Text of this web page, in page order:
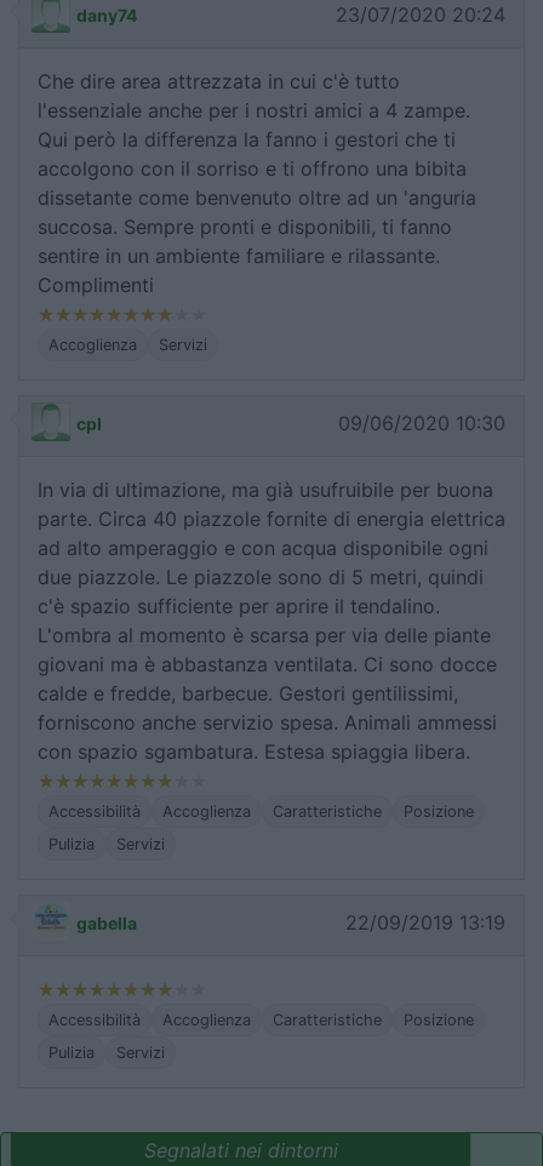
dany74 23/07/2020 20:24
Che dire area attrezzata in cui c'è tutto
l'essenziale anche per i nostri amici a 4 zampe.
Qui però la differenza la fanno i gestori che ti
accolgono con il sorriso e ti offrono una bibita
dissetante come benvenuto oltre ad un 'anguria
succosa. Sempre pronti e disponibili, ti fanno
sentire in un ambiente familiare e rilassante.
Complimenti
Accoglienza Servizi
cpl 09/06/2020 10:30
In via di ultimazione, ma già usufruibile per buona
parte. Circa 40 piazzole fornite di energia elettrica
ad alto amperaggio e con acqua disponibile ogni
due piazzole. Le piazzole sono di 5 metri, quindi
c'è spazio sufficiente per aprire il tendalino.
L'ombra al momento è scarsa per via delle piante
giovani ma è abbastanza ventilata. Ci sono docce
calde e fredde, barbecue. Gestori gentilissimi,
forniscono anche servizio spesa. Animali ammessi
con spazio sgambatura. Estesa spiaggia libera.
Accessibilità Accoglienza Caratteristiche
Posizione
Pulizia
Servizi
gabella 22/09/2019 13:19
Accessibilità Accoglienza Caratteristiche
Posizione
Pulizia
Servizi
Segnalati nei dintorni